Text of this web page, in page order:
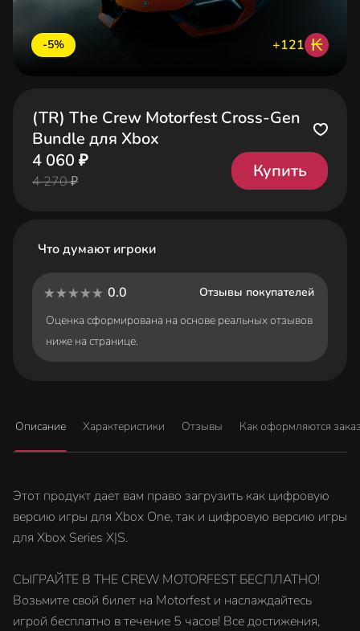
-5% +121 ₭
(TR) The Crew Motorfest Cross-Gen
Bundle для Xbox
4 060 ₽
4 270 ₽
Купить
Что думают игроки
0.0
Отзывы покупателей
Оценка сформирована на основе реальных отзывов
ниже на странице.
Описание Характеристики Отзывы Как оформляются
Этот продукт дает вам право загрузить как цифровую
версию игры для Xbox One, так и цифровую версию игры
для Xbox Series X|S.
СЫГРАЙТЕ В THE CREW MOTORFEST БЕСПЛАТНО!
Возьмите свой билет на Motorfest и наслаждайтесь
игрой бесплатно в течение 5 часов! Все достижения,